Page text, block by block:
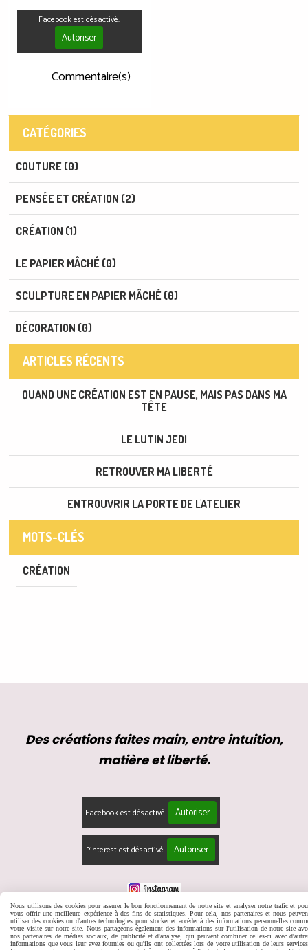
Facebook est désactivé.
Autoriser
Commentaire(s)
CATÉGORIES
COUTURE (0)
PENSÉE ET CRÉATION (2)
CRÉATION (1)
LE PAPIER MÂCHÉ (0)
SCULPTURE EN PAPIER MÂCHÉ (0)
DÉCORATION (0)
ARTICLES RÉCENTS
QUAND UNE CRÉATION EST EN PAUSE, MAIS PAS DANS MA
TÊTE
LE LUTIN JEDI
RETROUVER MA LIBERTÉ
ENTROUVRIR LA PORTE DE L'ATELIER
MOTS-CLÉS
CRÉATION
Des créations faites main, entre intuition,
matière et liberté.
Facebook est désactivé. Autoriser
Pinterest est désactivé. Autoriser
Mentions Légales Conditions générales de vente
Se rétracter
Politique de confidentialité
Gestion cookies Mon Compte
Nous utilisons des cookies pour assurer le bon fonctionnement de notre site et analyser notre trafic et
vous offrir une meilleure expérience à des fins de statistiques. Pour cela, nos partenaires et nous
utiliser des cookies ou d'autres technologies pour stocker et accéder à des informations personnelles
votre visite sur notre site. Nous partageons également des informations sur l'utilisation de notre site
nos partenaires de médias sociaux, de publicité et d'analyse, qui peuvent combiner celles-ci avec
informations que vous leur avez fournies ou qu'ils ont collectées lors de votre utilisation de leurs